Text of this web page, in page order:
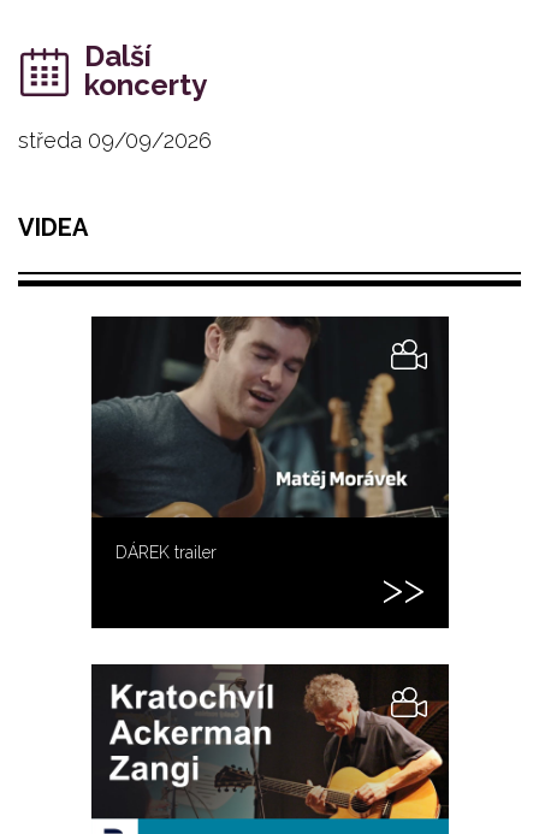
Další
koncerty
středa 09/09/2026
VIDEA
DÁREK trailer